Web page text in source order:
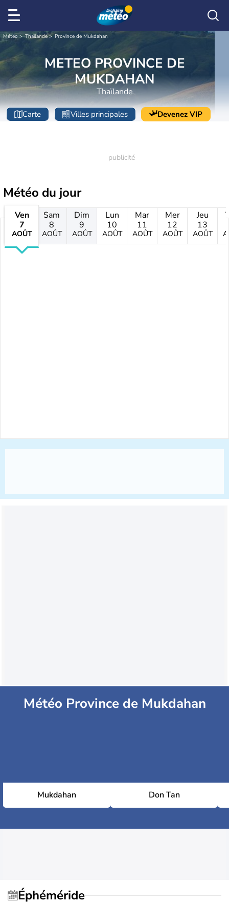
Météo Thaïlande Province de Mukdahan
METEO PROVINCE DE
MUKDAHAN
Thaïlande
Carte Villes principales Devenez VIP
Météo du jour
Ven
7
AOÛT
Sam
8
AOÛT
Dim
9
AOÛT
Lun
10
AOÛT
Mar
11
AOÛT
Mer
12
AOÛT
Jeu
13
AOÛT
Météo Province de Mukdahan
Mukdahan Don Tan
Éphéméride